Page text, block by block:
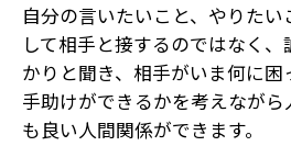
自分の言いたいこと、やりた
して相手と接するのではなく
かりと聞き、相手がいま何に困
手助けができるかを考えなが
も良い人間関係ができます。